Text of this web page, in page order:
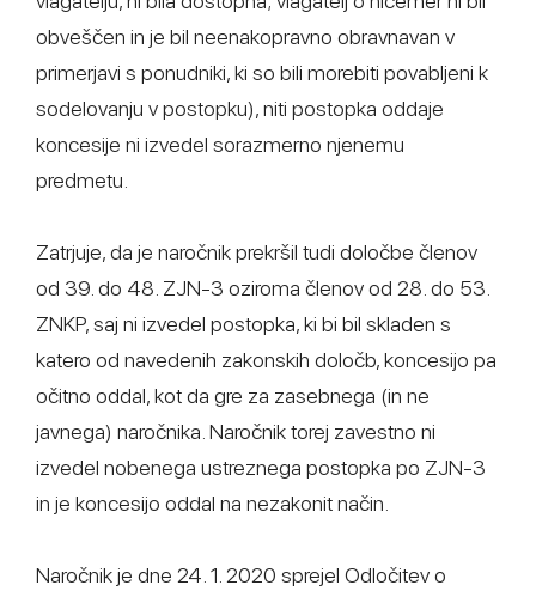
obveščen in je bil neenakopravno obravnavan v
primerjavi s ponudniki, ki so bili morebiti povabljeni k
sodelovanju v postopku), niti postopka oddaje
koncesije ni izvedel sorazmerno njenemu
predmetu.
Zatrjuje, da je naročnik prekršil tudi določbe členov
od 39. do 48. ZJN-3 oziroma členov od 28. do 53.
ZNKP, saj ni izvedel postopka, ki bi bil skladen s
katero od navedenih zakonskih določb, koncesijo pa
očitno oddal, kot da gre za zasebnega (in ne
javnega) naročnika. Naročnik torej zavestno ni
izvedel nobenega ustreznega postopka po ZJN-3
in je koncesijo oddal na nezakonit način.
Naročnik je dne 24. 1. 2020 sprejel Odločitev o